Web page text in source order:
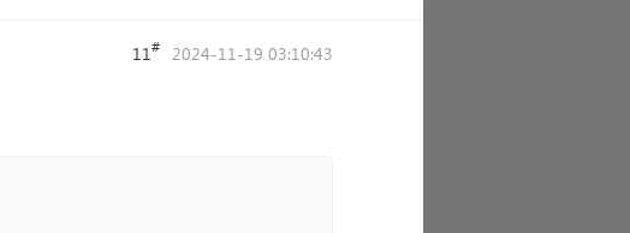
11# 2024-11-19 03:10:43